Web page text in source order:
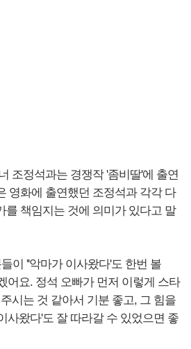
조정석과는 경쟁작 '좀비딸'에 출연
영화에 출연했던 조정석과 각각 다
를 책임지는 것에 의미가 있다고 말
이 ''악마가 이사왔다'도 한번 볼
어요. 정석 오빠가 먼저 이렇게 스타
시는 것 같아서 기분 좋고, 그 힘을
사왔다'도 잘 따라갈 수 있었으면 좋